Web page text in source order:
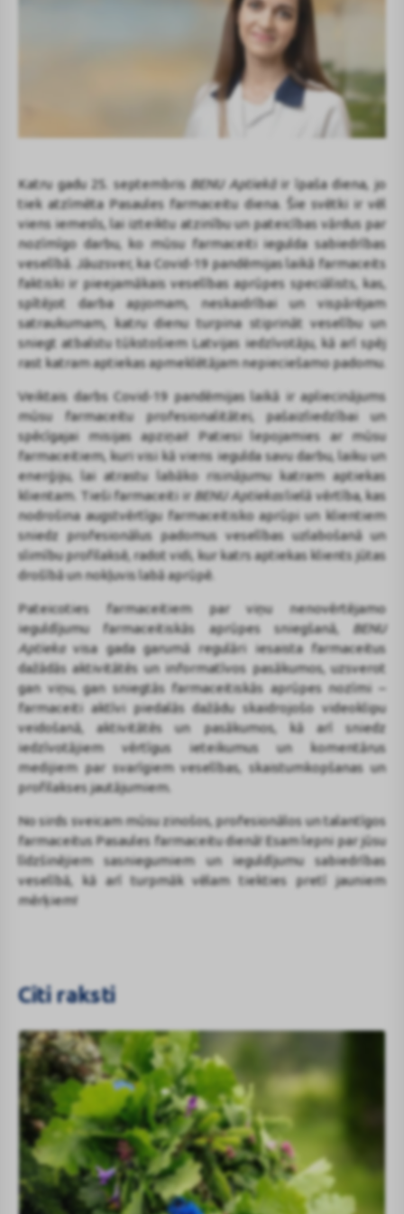
Katru gadu 25. septembrisBENU Aptiekāir īpaša diena, jo
tiek atzīmēta Pasaules farmaceitu diena. Šie svētki ir vēl
viens iemesls, lai izteiktu atzinību un pateicības vārdus par
nozīmīgo darbu, ko mūsu farmaceiti iegulda sabiedrības
veselībā. Jāuzsver, ka Covid-19 pandēmijas laikā farmaceits
faktiski ir pieejamākais veselības aprūpes speciālists, kas,
spītējot darba apjomam, neskaidrībai un vispārējam
satraukumam, katru dienu turpina stiprināt veselību un
sniegt atbalstu tūkstošiem Latvijas iedzīvotāju, kā arī spēj
rast katram aptiekas apmeklētājam nepieciešamo padomu.
Veiktais darbs Covid-19 pandēmijas laikā ir apliecinājums
mūsu farmaceitu profesionalitātei, pašaizliedzībai un
spēcīgajai misijas apziņai! Patiesi lepojamies ar mūsu
farmaceitiem, kuri visi kā viens iegulda savu darbu, laiku un
enerģiju, lai atrastu labāko risinājumu katram aptiekas
klientam. Tieši farmaceiti irBENU Aptiekaslielā vērtība, kas
nodrošina augstvērtīgu farmaceitisko aprūpi un klientiem
sniedz profesionālus padomus veselības uzlabošanā un
slimību profilaksē, radot vidi, kur katrs aptiekas klients jūtas
drošībā un nokļuvis labā aprūpē.
Pateicoties farmaceitiem par viņu nenovērtējamo
ieguldījumu farmaceitiskās aprūpes sniegšanā, BENU
Aptiekavisa gada garumā regulāri iesaista farmaceitus
dažādās aktivitātēs un informatīvos pasākumos, uzsverot
gan viņu, gan sniegtās farmaceitiskās aprūpes nozīmi –
farmaceiti aktīvi piedalās dažādu skaidrojošo videoklipu
veidošanā, aktivitātēs un pasākumos, kā arī sniedz
iedzīvotājiem vērtīgus ieteikumus un komentārus
medijiem par svarīgiem veselības, skaistumkopšanas un
profilakses jautājumiem.
No sirds sveicam mūsu zinošos, profesionālos un talantīgos
farmaceitus Pasaules farmaceitu dienā! Esam lepni par jūsu
līdzšinējiem sasniegumiem un ieguldījumu sabiedrības
veselībā, kā arī turpmāk vēlam tiekties pretī jauniem
mērķiem!
Citi raksti